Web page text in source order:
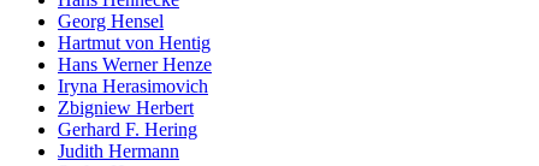
Georg Hensel
Hartmut von Hentig
Hans Werner Henze
Iryna Herasimovich
Zbigniew Herbert
Gerhard F. Hering
Judith Hermann